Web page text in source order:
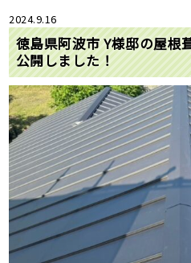
2024.9.16
徳島県阿波市 Y様邸の屋根
公開しました！